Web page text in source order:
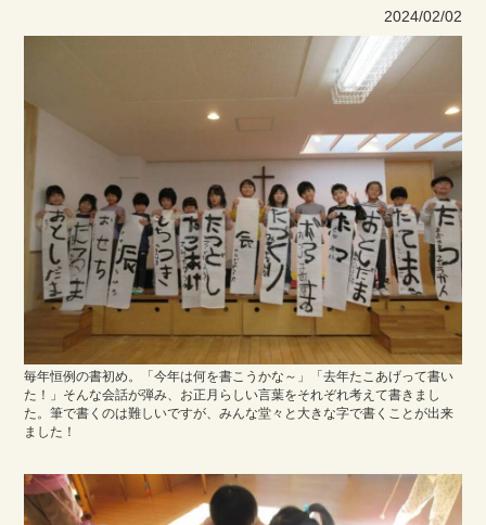
2024/02/02
毎年恒例の書初め。「今年は何を書こうかな～」「去年たこあげって書い
た！」そんな会話が弾み、お正月らしい言葉をそれぞれ考えて書きまし
た。筆で書くのは難しいですが、みんな堂々と大きな字で書くことが出来
ました！